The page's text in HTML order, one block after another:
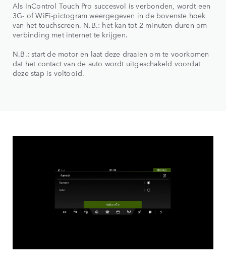
Als InControl Touch Pro succesvol is verbonden, wordt een
3G- of WiFi-pictogram weergegeven in de bovenste hoek
van het touchscreen. N.B.: het kan tot 2 minuten duren om
verbinding met internet te krijgen.
N.B.: start de motor en laat deze draaien om te voorkomen
dat het contact van de auto wordt uitgeschakeld voordat
deze stap is voltooid.